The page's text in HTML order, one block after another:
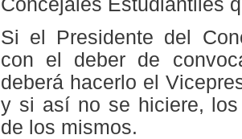
Concejales Estudiantiles
Si el Presidente del
con el deber de
deberá hacerlo el
y si así no se hiciere,
de los mismos.